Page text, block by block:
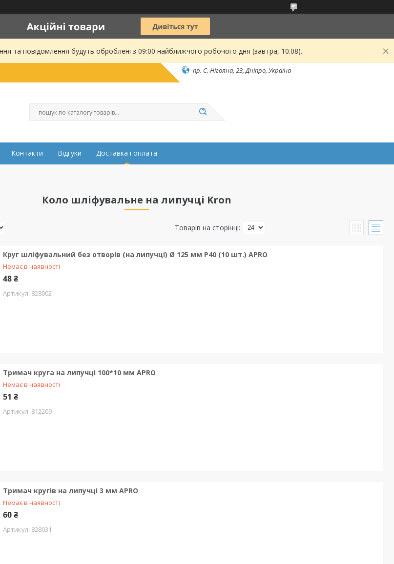
та повідомлення будуть оброблені з 09:00 найближчого робочого дня (завтра, 10.08).
пр. С. Нігояна, 23, Дніпро, Україна
Контакти Відгуки Доставка і оплата
Коло шліфувальне на липучці Kron
Круг шліфувальний без отворів (на липучці) Ø 125 мм P40 (10 шт.) APRO
Немає в наявності
48 ₴
828002
Тримач круга на липучці 100*10 мм APRO
Немає в наявності
51 ₴
812209
Тримач кругів на липучці 3 мм APRO
Немає в наявності
60 ₴
828031